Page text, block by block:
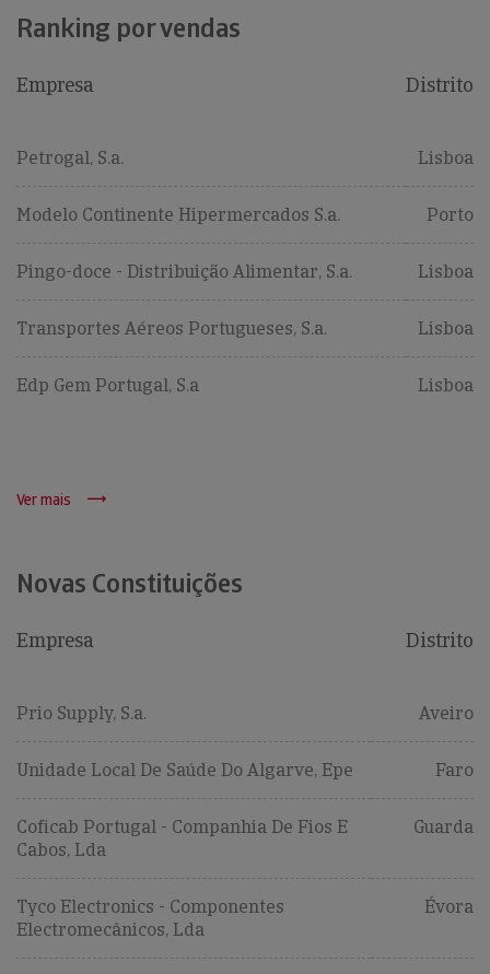
Ranking por vendas
Empresa Distrito
Petrogal, S.a. Lisboa
Modelo Continente Hipermercados S.a. Porto
Pingo-doce - Distribuição Alimentar, S.a. Lisboa
Transportes Aéreos Portugueses, S.a. Lisboa
Edp Gem Portugal, S.a Lisboa
Ver mais
Novas Constituições
Empresa Distrito
Prio Supply, S.a. Aveiro
Unidade Local De Saúde Do Algarve, Epe Faro
Coficab Portugal - Companhia De Fios E
Cabos, Lda
Guarda
Tyco Electronics - Componentes
Electromecânicos, Lda
Évora